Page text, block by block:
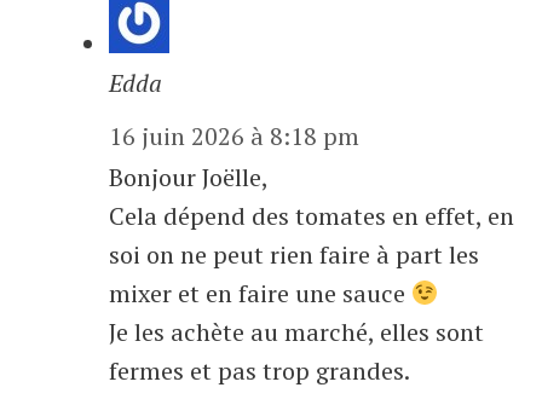
Edda
16 juin 2026 à 8:18 pm
Bonjour Joëlle,
Cela dépend des tomates en effet, en
soi on ne peut rien faire à part les
mixer et en faire une sauce
Je les achète au marché, elles sont
fermes et pas trop grandes.